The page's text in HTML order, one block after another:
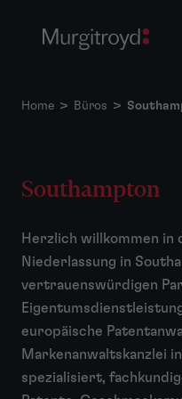
Home > Büros >
Southampton
Herzlich willkommen
Niederlassung in
vertrauenswürdigen
europäische
Markenanwaltskanzlei
spezialisiert,